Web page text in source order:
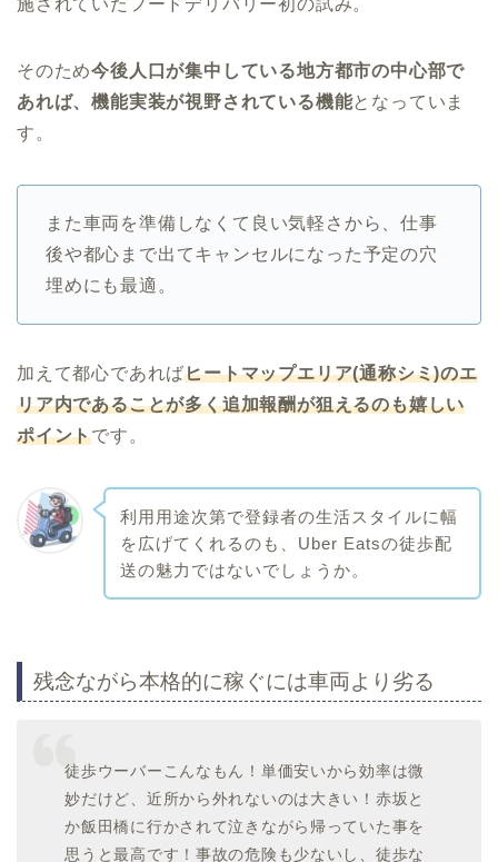
そのため今後人口が集中している地方都市の中心部で
あれば、機能実装が視野されている機能となっていま
す。
また車両を準備しなくて良い気軽さから、仕事
後や都心まで出てキャンセルになった予定の穴
埋めにも最適。
加えて都心であればヒートマップエリア(通称シミ)のエ
リア内であることが多く追加報酬が狙えるのも嬉しい
ポイントです。
利用用途次第で登録者の生活スタイルに幅
を広げてくれるのも、Uber Eatsの徒歩配
送の魅力ではないでしょうか。
残念ながら本格的に稼ぐには車両より劣る
徒歩ウーバーこんなもん！単価安いから効率は微
妙だけど、近所から外れないのは大きい！赤坂と
か飯田橋に行かされて泣きながら帰っていた事を
思うと最高です！事故の危険も少ないし、徒歩な